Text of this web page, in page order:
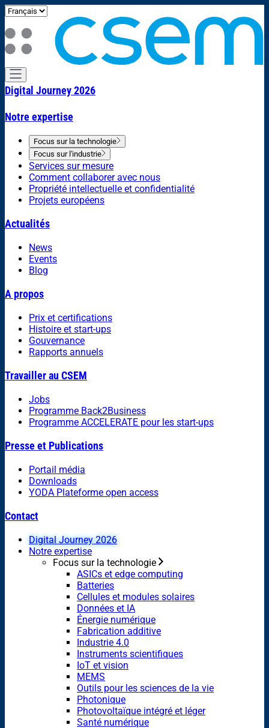
Digital Journey 2026
Notre expertise
Focus sur la technologie
Focus sur l'industrie
Services sur mesure
Comment collaborer avec nous
Propriété intellectuelle et confidentialité
Projets européens
Actualités
News
Events
Blog
A propos
Prix et certifications
Histoire et start-ups
Gouvernance
Rapports annuels
Travailler au CSEM
Jobs
Programme Back2Business
Programme ACCELERATE pour les start-ups
Presse et Publications
Portail média
Downloads
YODA Plateforme open access
Contact
Digital Journey 2026
Notre expertise
Focus sur la technologie
ASICs et edge computing
Batteries
Cellules et modules solaires
Données et IA
Énergie numérique
Fabrication additive
Industrie 4.0
Instruments scientifiques
IoT et vision
MEMS
Outils pour les sciences de la vie
Photonique
Photovoltaïque intégré et léger
Santé numérique